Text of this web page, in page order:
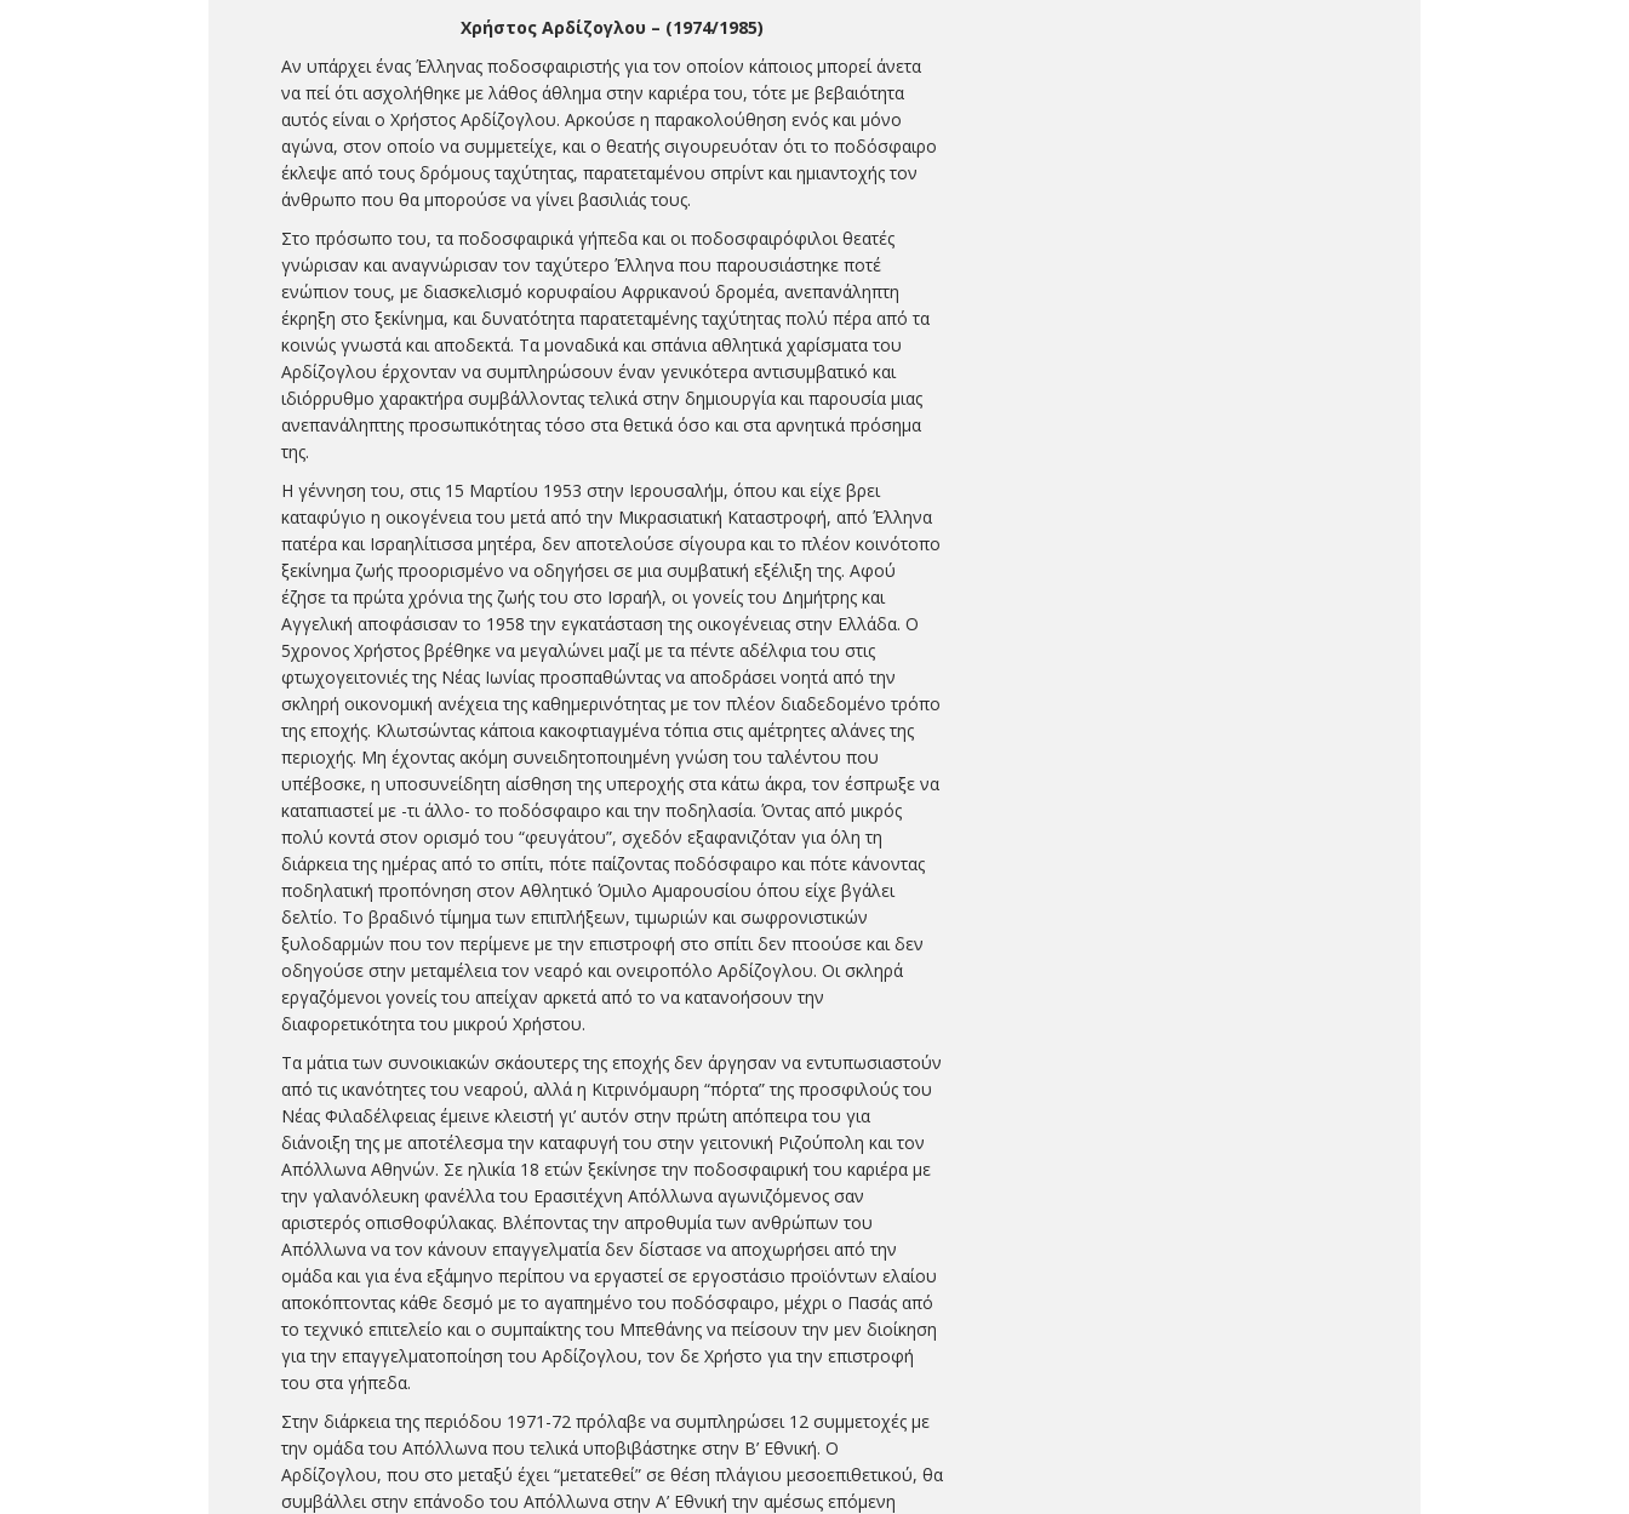
Χρήστος Αρδίζογλου – (1974/1985)
Αν υπάρχει ένας Έλληνας ποδοσφαιριστής για τον οποίον κάποιος μπορεί άνετα
να πεί ότι ασχολήθηκε με λάθος άθλημα στην καριέρα του, τότε με βεβαιότητα
αυτός είναι ο Χρήστος Αρδίζογλου. Αρκούσε η παρακολούθηση ενός και μόνο
αγώνα, στον οποίο να συμμετείχε, και ο θεατής σιγουρευόταν ότι το ποδόσφαιρο
έκλεψε από τους δρόμους ταχύτητας, παρατεταμένου σπρίντ και ημιαντοχής τον
άνθρωπο που θα μπορούσε να γίνει βασιλιάς τους.
Στο πρόσωπο του, τα ποδοσφαιρικά γήπεδα και οι ποδοσφαιρόφιλοι θεατές
γνώρισαν και αναγνώρισαν τον ταχύτερο Έλληνα που παρουσιάστηκε ποτέ
ενώπιον τους, με διασκελισμό κορυφαίου Αφρικανού δρομέα, ανεπανάληπτη
έκρηξη στο ξεκίνημα, και δυνατότητα παρατεταμένης ταχύτητας πολύ πέρα από τα
κοινώς γνωστά και αποδεκτά. Τα μοναδικά και σπάνια αθλητικά χαρίσματα του
Αρδίζογλου έρχονταν να συμπληρώσουν έναν γενικότερα αντισυμβατικό και
ιδιόρρυθμο χαρακτήρα συμβάλλοντας τελικά στην δημιουργία και παρουσία μιας
ανεπανάληπτης προσωπικότητας τόσο στα θετικά όσο και στα αρνητικά πρόσημα
της.
Η γέννηση του, στις 15 Μαρτίου 1953 στην Ιερουσαλήμ, όπου και είχε βρει
καταφύγιο η οικογένεια του μετά από την Μικρασιατική Καταστροφή, από Έλληνα
πατέρα και Ισραηλίτισσα μητέρα, δεν αποτελούσε σίγουρα και το πλέον κοινότοπο
ξεκίνημα ζωής προορισμένο να οδηγήσει σε μια συμβατική εξέλιξη της. Αφού
έζησε τα πρώτα χρόνια της ζωής του στο Ισραήλ, οι γονείς του Δημήτρης και
Αγγελική αποφάσισαν το 1958 την εγκατάσταση της οικογένειας στην Ελλάδα. Ο
5χρονος Χρήστος βρέθηκε να μεγαλώνει μαζί με τα πέντε αδέλφια του στις
φτωχογειτονιές της Νέας Ιωνίας προσπαθώντας να αποδράσει νοητά από την
σκληρή οικονομική ανέχεια της καθημερινότητας με τον πλέον διαδεδομένο τρόπο
της εποχής. Κλωτσώντας κάποια κακοφτιαγμένα τόπια στις αμέτρητες αλάνες της
περιοχής. Μη έχοντας ακόμη συνειδητοποιημένη γνώση του ταλέντου που
υπέβοσκε, η υποσυνείδητη αίσθηση της υπεροχής στα κάτω άκρα, τον έσπρωξε να
καταπιαστεί με -τι άλλο- το ποδόσφαιρο και την ποδηλασία. Όντας από μικρός
πολύ κοντά στον ορισμό του “φευγάτου”, σχεδόν εξαφανιζόταν για όλη τη
διάρκεια της ημέρας από το σπίτι, πότε παίζοντας ποδόσφαιρο και πότε κάνοντας
ποδηλατική προπόνηση στον Αθλητικό Όμιλο Αμαρουσίου όπου είχε βγάλει
δελτίο. Το βραδινό τίμημα των επιπλήξεων, τιμωριών και σωφρονιστικών
ξυλοδαρμών που τον περίμενε με την επιστροφή στο σπίτι δεν πτοούσε και δεν
οδηγούσε στην μεταμέλεια τον νεαρό και ονειροπόλο Αρδίζογλου. Οι σκληρά
εργαζόμενοι γονείς του απείχαν αρκετά από το να κατανοήσουν την
διαφορετικότητα του μικρού Χρήστου.
Τα μάτια των συνοικιακών σκάουτερς της εποχής δεν άργησαν να εντυπωσιαστούν
από τις ικανότητες του νεαρού, αλλά η Κιτρινόμαυρη “πόρτα” της προσφιλούς του
Νέας Φιλαδέλφειας έμεινε κλειστή γι’ αυτόν στην πρώτη απόπειρα του για
διάνοιξη της με αποτέλεσμα την καταφυγή του στην γειτονική Ριζούπολη και τον
Απόλλωνα Αθηνών. Σε ηλικία 18 ετών ξεκίνησε την ποδοσφαιρική του καριέρα με
την γαλανόλευκη φανέλλα του Ερασιτέχνη Απόλλωνα αγωνιζόμενος σαν
αριστερός οπισθοφύλακας. Βλέποντας την απροθυμία των ανθρώπων του
Απόλλωνα να τον κάνουν επαγγελματία δεν δίστασε να αποχωρήσει από την
ομάδα και για ένα εξάμηνο περίπου να εργαστεί σε εργοστάσιο προϊόντων ελαίου
αποκόπτοντας κάθε δεσμό με το αγαπημένο του ποδόσφαιρο, μέχρι ο Πασάς από
το τεχνικό επιτελείο και ο συμπαίκτης του Μπεθάνης να πείσουν την μεν διοίκηση
για την επαγγελματοποίηση του Αρδίζογλου, τον δε Χρήστο για την επιστροφή
του στα γήπεδα.
Στην διάρκεια της περιόδου 1971-72 πρόλαβε να συμπληρώσει 12 συμμετοχές με
την ομάδα του Απόλλωνα που τελικά υποβιβάστηκε στην Β’ Εθνική. Ο
Αρδίζογλου, που στο μεταξύ έχει “μετατεθεί” σε θέση πλάγιου μεσοεπιθετικού, θα
συμβάλλει στην επάνοδο του Απόλλωνα στην Α’ Εθνική την αμέσως επόμενη